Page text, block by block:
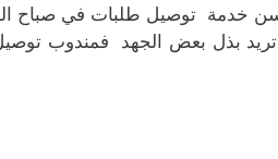
خدمة توصيل طلبات في صباح
تريد بذل بعض الجهد فمندوب